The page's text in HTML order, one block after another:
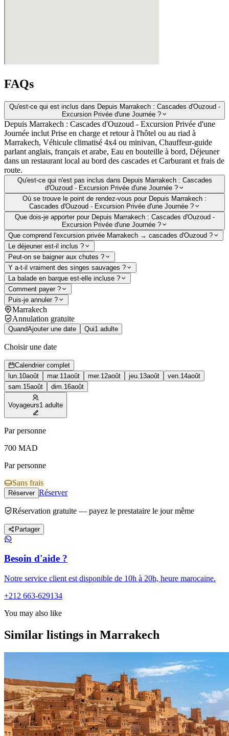
FAQs
Qu'est-ce qui est inclus dans Depuis Marrakech : Cascades d'Ouzoud -
Excursion Privée d'une Journée ?
Depuis Marrakech : Cascades d'Ouzoud - Excursion Privée d'une
Journée inclut Prise en charge et retour à l'hôtel ou au riad à
Marrakech, Véhicule climatisé 4x4 ou minivan, Chauffeur-guide
parlant anglais, français et arabe, Eau en bouteille à bord, Déjeuner
dans un restaurant local au bord des cascades et Carburant et frais de
route.
Qu'est-ce qui n'est pas inclus dans Depuis Marrakech : Cascades
d'Ouzoud - Excursion Privée d'une Journée ?
Où se trouve le point de rendez-vous pour Depuis Marrakech :
Cascades d'Ouzoud - Excursion Privée d'une Journée ?
Que dois-je apporter pour Depuis Marrakech : Cascades d'Ouzoud -
Excursion Privée d'une Journée ?
Que comprend l'excursion privée Marrakech → cascades d'Ouzoud ?
Le déjeuner est-il inclus ?
Peut-on se baigner aux chutes ?
Y a-t-il vraiment des singes sauvages ?
La balade en barque est-elle incluse ?
Comment payer ?
Puis-je annuler ?
Marrakech
Annulation gratuite
QuandAjouter une date Qui1 adulte
Choisir une date
Calendrier complet
lun. 10août mar. 11août mer. 12août jeu. 13août ven. 14août
sam. 15août dim. 16août
Voyageurs1 adulte
Par personne
700 MAD
Par personne
Sans frais
Réserver Réserver
Réservation gratuite — payez le prestataire le jour même
Partager
Besoin d'aide ?
Notre service client est disponible de 10h à 20h, heure marocaine.
+212 663-629134
You may also like
Similar listings in Marrakech